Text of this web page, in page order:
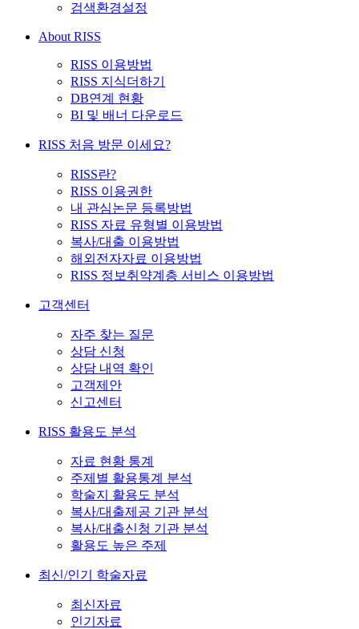
검색환경설정
About RISS
RISS 이용방법
RISS 지식더하기
DB연계 현황
BI 및 배너 다운로드
RISS 처음 방문 이세요?
RISS란?
RISS 이용권한
내 관심논문 등록방법
RISS 자료 유형별 이용방법
복사/대출 이용방법
해외전자자료 이용방법
RISS 정보취약계층 서비스 이용방법
고객센터
자주 찾는 질문
상담 신청
상담 내역 확인
고객제안
신고센터
RISS 활용도 분석
자료 현황 통계
주제별 활용통계 분석
학술지 활용도 분석
복사/대출제공 기관 분석
복사/대출신청 기관 분석
활용도 높은 주제
최신/인기 학술자료
최신자료
인기자료